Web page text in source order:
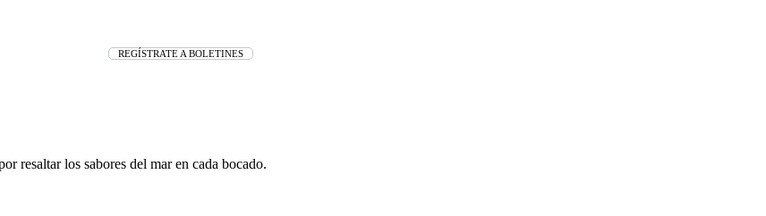
REGÍSTRATE A BOLETINES
resaltar los sabores del mar en cada bocado.